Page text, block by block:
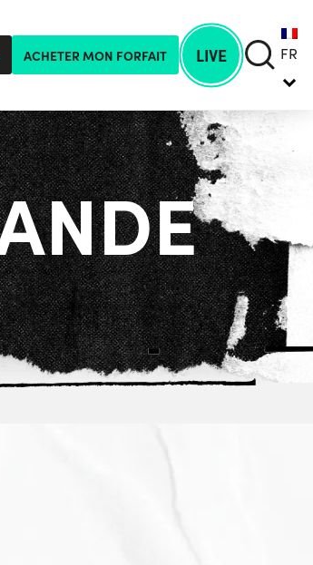
ACHETER MON FORFAIT LIVE FR